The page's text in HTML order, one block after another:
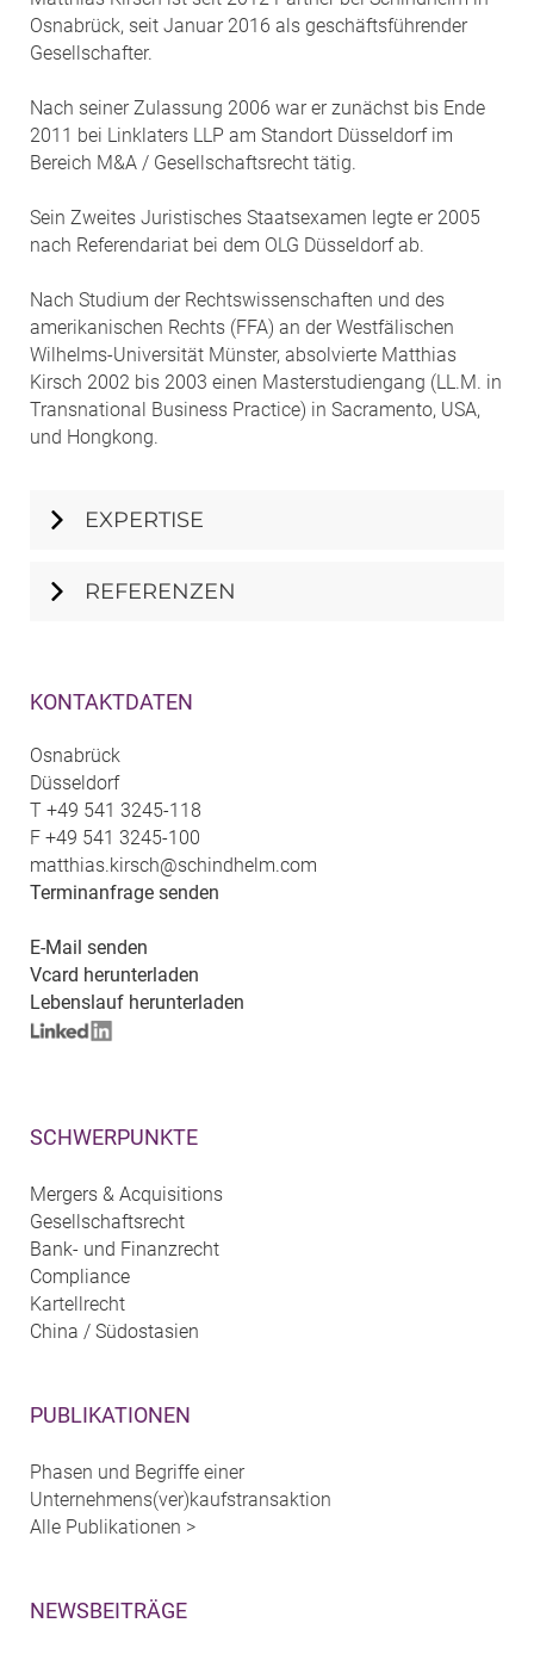
KONTAKTDATEN
Osnabrück
Düsseldorf
T +49 541 3245-118
F +49 541 3245-100
matthias.kirsch@schindhelm.com
Terminanfrage senden
E-Mail senden
Vcard herunterladen
Lebenslauf herunterladen
SCHWERPUNKTE
Mergers & Acquisitions
Gesellschaftsrecht
Bank- und Finanzrecht
Compliance
Kartellrecht
China / Südostasien
PUBLIKATIONEN
Phasen und Begriffe einer
Unternehmens(ver)kaufstransaktion
Alle Publikationen >
NEWSBEITRÄGE
Osnabrück, seit Januar 2016 als geschäftsführender
Gesellschafter.
Nach seiner Zulassung 2006 war er zunächst bis Ende
2011 bei Linklaters LLP am Standort Düsseldorf im
Bereich M&A / Gesellschaftsrecht tätig.
Sein Zweites Juristisches Staatsexamen legte er 2005
nach Referendariat bei dem OLG Düsseldorf ab.
Nach Studium der Rechtswissenschaften und des
amerikanischen Rechts (FFA) an der Westfälischen
Wilhelms-Universität Münster, absolvierte Matthias
Kirsch 2002 bis 2003 einen Masterstudiengang (LL.M. in
Transnational Business Practice) in Sacramento, USA,
und Hongkong.
EXPERTISE
REFERENZEN